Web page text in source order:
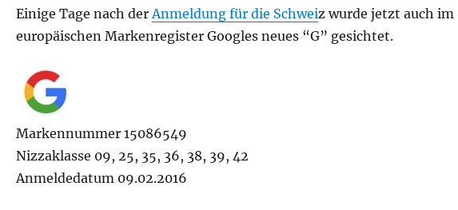
Einige Tage nach derAnmeldung für die Schweiz wurde jetzt auch im
europäischen Markenregister Googles neues “G” gesichtet.
Markennummer 15086549
Nizzaklasse 09, 25, 35, 36, 38, 39, 42
Anmeldedatum 09.02.2016